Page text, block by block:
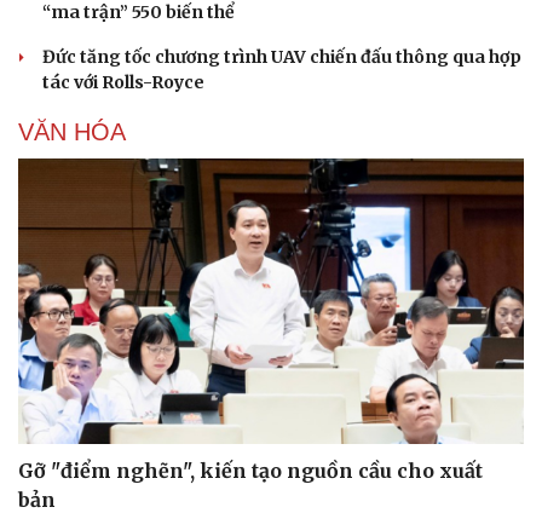
“ma trận” 550 biến thể
Đức tăng tốc chương trình UAV chiến đấu thông qua hợp
tác với Rolls-Royce
VĂN HÓA
Gỡ "điểm nghẽn", kiến tạo nguồn cầu cho xuất
bản